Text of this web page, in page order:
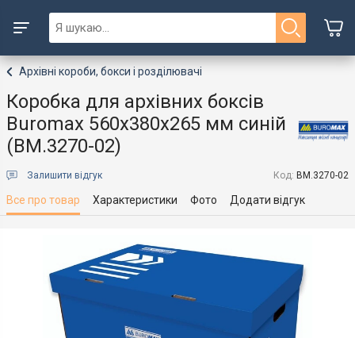
Архівні короби, бокси і розділювачі
Коробка для архівних боксів
Buromax 560х380х265 мм синій
(BM.3270-02)
Залишити відгук Код: BM.3270-02
Все про товар Характеристики Фото Додати відгук